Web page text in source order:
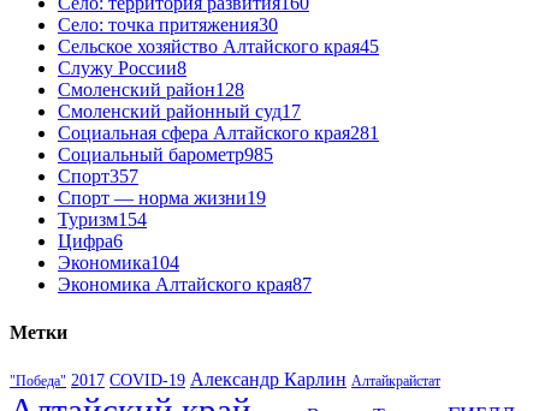
Село: точка притяжения30
Сельское хозяйство Алтайского края45
Служу России8
Смоленский район128
Смоленский районный суд17
Социальная сфера Алтайского края281
Социальный барометр985
Спорт357
Спорт — норма жизни19
Туризм154
Цифра6
Экономика104
Экономика Алтайского края87
Метки
"Победа" 2017 COVID-19 Александр Карлин Алтайкрайстат